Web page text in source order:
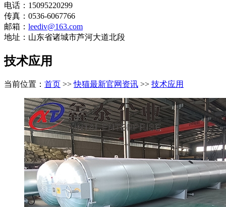
电话：15095220299
传真：0536-6067766
邮箱： leediv@163.com
地址：山东省诸城市芦河大道北段
技术应用
当前位置： 首页 >>快猫最新官网资讯 >> 技术应用